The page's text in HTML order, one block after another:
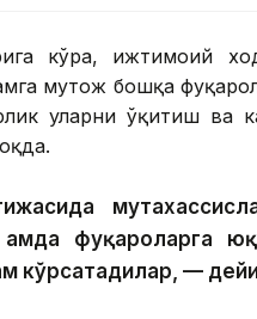
кўра, ижтимоий
муҳтож бошқа
уларни ўқитиш ва
ҳамда фуқароларга
кўрсатадилар, —